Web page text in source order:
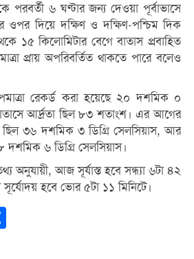
পরবর্তী ৬ ঘণ্টার জন্য দেওয়া পূর্বাভাসে
দিয়ে দক্ষিণ ও দক্ষিণ-পশ্চিম দিক
১৫ কিলোমিটার বেগে বাতাস প্রবাহিত
প্রায় অপরিবর্তিত থাকতে পারে বলেও
রেকর্ড করা হয়েছে ২০ দশমিক ০
আর্দ্রতা ছিল ৮৩ শতাংশ। এর আগের
ছিল ৩৬ দশমিক ৩ ডিগ্রি সেলসিয়াস, আর
দশমিক ৬ ডিগ্রি সেলসিয়াস।
অনুযায়ী, আজ সূর্যাস্ত হবে সন্ধ্যা ৬টা ৪২
হবে ভোর ৫টা ১১ মিনিটে।